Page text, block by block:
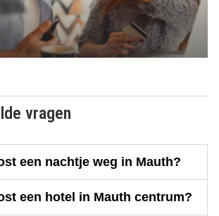
vragen
een nachtje weg in Mauth?
een hotel in Mauth centrum?